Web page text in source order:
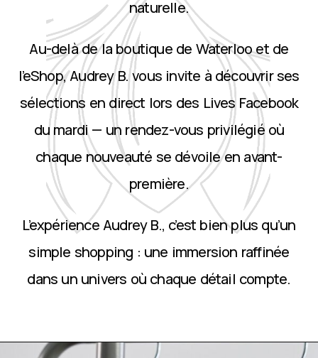
naturelle.
Au-delà de la boutique de Waterloo et de
l’eShop, Audrey B. vous invite à découvrir ses
sélections en direct lors des Lives Facebook
du mardi — un rendez-vous privilégié où
chaque nouveauté se dévoile en avant-
première.
L’expérience Audrey B., c’est bien plus qu’un
simple shopping : une immersion raffinée
dans un univers où chaque détail compte.